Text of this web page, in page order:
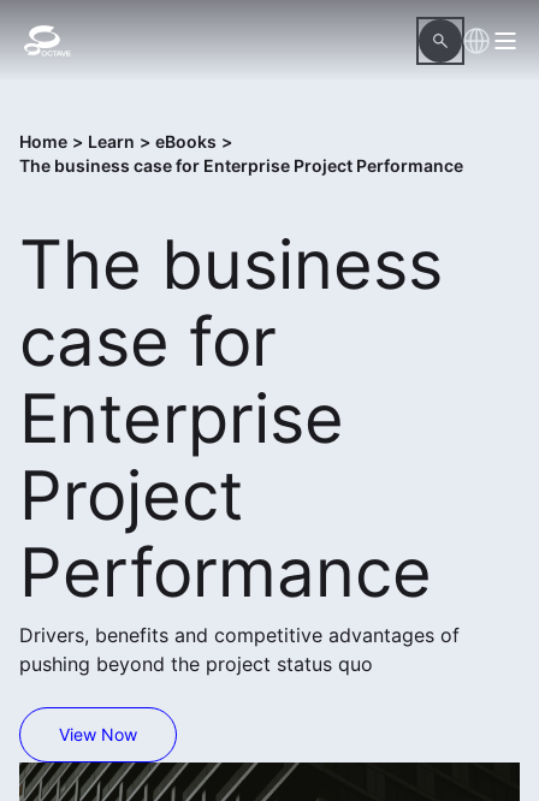
Home > Learn > eBooks >
The business case for Enterprise Project Performance
The business
case for
Enterprise
Project
Performance
Drivers, benefits and competitive advantages of
pushing beyond the project status quo
View Now